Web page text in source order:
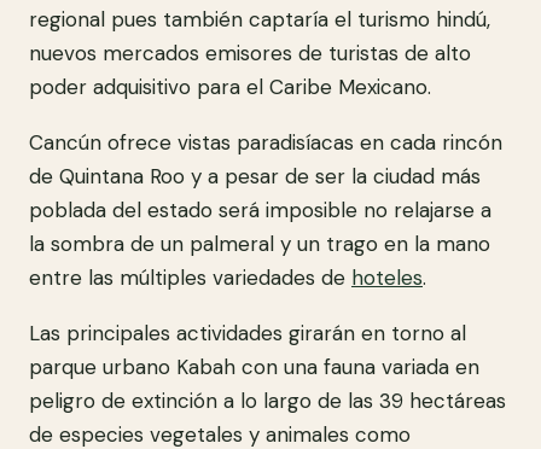
regional pues también captaría el turismo hindú,
nuevos mercados emisores de turistas de alto
poder adquisitivo para el Caribe Mexicano.
Cancún ofrece vistas paradisíacas en cada rincón
de Quintana Roo y a pesar de ser la ciudad más
poblada del estado será imposible no relajarse a
la sombra de un palmeral y un trago en la mano
entre las múltiples variedades de hoteles.
Las principales actividades girarán en torno al
parque urbano Kabah con una fauna variada en
peligro de extinción a lo largo de las 39 hectáreas
de especies vegetales y animales como